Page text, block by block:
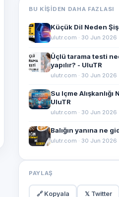
BU KIŞIDEN DAHA FAZLASI
Küçük Dil Neden
ulutr.com · 30 Jun 2026
Üçlü tarama testi
yapılır? - UluTR
ulutr.com · 30 Jun 2026
Su Içme Alışkanlığı
UluTR
ulutr.com · 30 Jun 2026
Balığın yanına ne
ulutr.com · 30 Jun 2026
PAYLAŞ
🔗 Kopyala 𝕏 Twitter